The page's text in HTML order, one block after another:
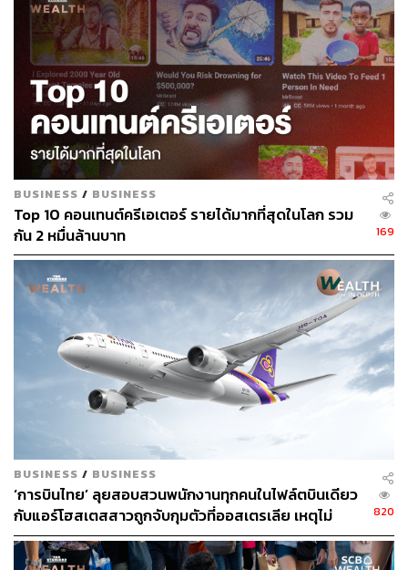
BUSINESS / BUSINESS
Top 10 คอนเทนต์ครีเอเตอร์ รายได้มากที่สุดในโลก รวม
กัน 2 หมื่นล้านบาท
169
BUSINESS / BUSINESS
‘การบินไทย’ ลุยสอบสวนพนักงานทุกคนในไฟล์ตบินเดียว
กับแอร์โฮสเตสสาวถูกจับกุมตัวที่ออสเตรเลีย เหตุไม่
สามารถสอบสวนแอร์ฯที่ถูกจับได้โดยตรง
820